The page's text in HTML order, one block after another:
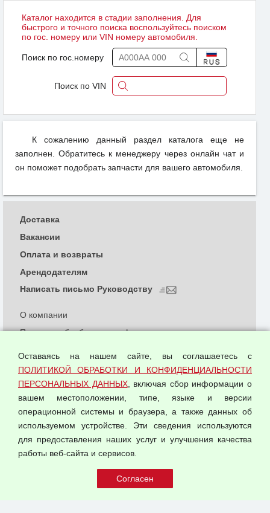
Каталог находится в стадии заполнения. Для
быстрого и точного поиска воспользуйтесь поиском
по гос. номеру или VIN номеру автомобиля.
Поиск по гос.номеру
Поиск по VIN
К сожалению данный раздел каталога еще не
заполнен. Обратитесь к менеджеру через онлайн чат и
он поможет подобрать запчасти для вашего автомобиля.
© 2026 ООО "Феникс"
О компании
Политика обработки и конфиденциальности
Согласием на обработку персональных данных
Оферта оптовой купли-продажи
Публичная оферта
Доставка
Вакансии
Оплата и возвраты
Арендодателям
Написать письмо Руководству
Оставаясь на нашем сайте, вы соглашаетесь с
ПОЛИТИКОЙ ОБРАБОТКИ И КОНФИДЕНЦИАЛЬНОСТИ
ПЕРСОНАЛЬНЫХ ДАННЫХ, включая сбор информации о
вашем местоположении, типе, языке и версии
операционной системы и браузера, а также данных об
используемом устройстве. Эти сведения используются
для предоставления наших услуг и улучшения качества
работы веб-сайта и сервисов.